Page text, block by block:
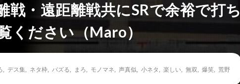
戦・遠距離戦共にSRで余裕で打ち
ください（Maro）
デス集 ネタ枠 バズる まろ モノマネ 声真似 小ネタ 楽しい 無双 爆笑
荒野